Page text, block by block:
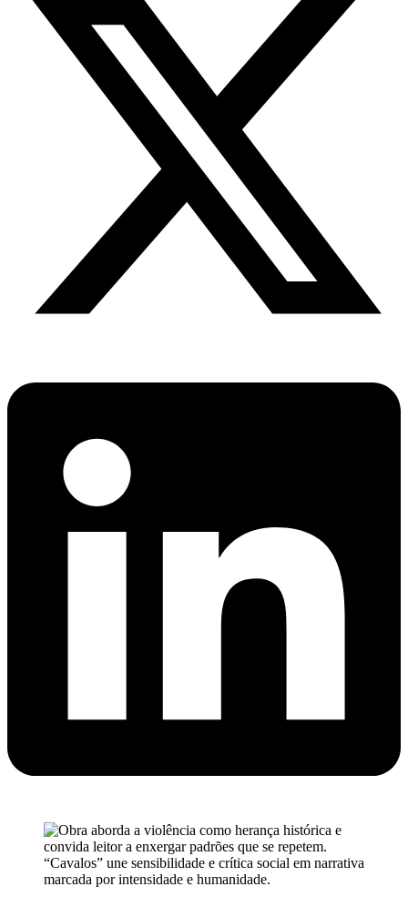
“Cavalos” une sensibilidade e crítica social em narrativa
marcada por intensidade e humanidade.